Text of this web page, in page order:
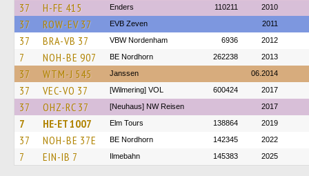
37 H-FE 415 Enders 110211 2010
37 ROW-EV 37 EVB Zeven 2011
37 BRA-VB 37 VBW Nordenham 6936 2012
7 NOH-BE 907 BE Nordhorn 262238 2013
37 WTM-J 545 Janssen 06.2014
37 VEC-VO 37 [Wilmering] VOL 600424 2017
37 OHZ-RC 37 [Neuhaus] NW Reisen 2017
7 HE-ET 1007 Elm Tours 138864 2019
37 NOH-BE 37E BE Nordhorn 142345 2022
7 EIN-IB 7 Ilmebahn 145383 2025